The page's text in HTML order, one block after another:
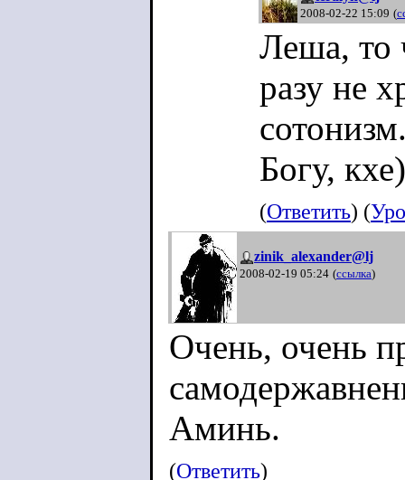
2008-02-22 15:09 (
Леша, то
разу не
Богу,
(Ответить) (
zinik_alexander@lj
2008-02-19 05:24 (ссылка)
Очень, очень
Аминь.
(Ответить)